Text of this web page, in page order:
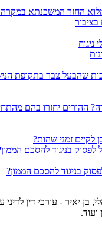
החזר המשכנתא במקרה
ניגוח
שהבעל צבר בתקופת
ההורים יחזרו בהם
זמני שהות?
בניגוד להסכם הממון?
בן יאיר - עורכי דין לדיני